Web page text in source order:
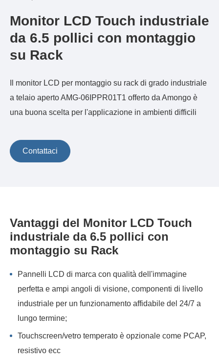
Monitor LCD Touch industriale
da 6.5 pollici con montaggio
su Rack
Il monitor LCD per montaggio su rack di grado industriale
a telaio aperto AMG-06IPPR01T1 offerto da Amongo è
una buona scelta per l'applicazione in ambienti difficili
Contattaci
Vantaggi del Monitor LCD Touch
industriale da 6.5 pollici con
montaggio su Rack
Pannelli LCD di marca con qualità dell'immagine
perfetta e ampi angoli di visione, componenti di livello
industriale per un funzionamento affidabile del 24/7 a
lungo termine;
Touchscreen/vetro temperato è opzionale come PCAP,
resistivo ecc